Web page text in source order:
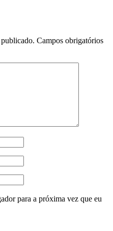
Campos obrigatórios
para a próxima vez que eu